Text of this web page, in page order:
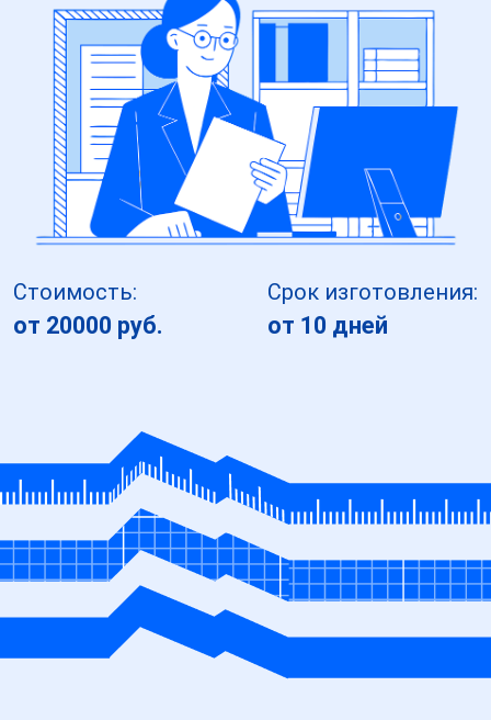
Стоимость:
от 20000 руб.
Срок изготовления:
от 10 дней